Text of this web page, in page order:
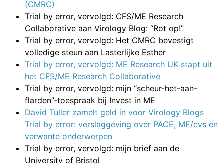
(CMRC)
Trial by error, vervolgd: CFS/ME Research
Collaborative aan Virology Blog: “Rot op!”
Trial by error, vervolgd: Het CMRC bevestigt
volledige steun aan Lasterlijke Esther
Trial by error, vervolgd: ME Research UK stapt uit
het CFS/ME Research Collaborative
Trial by error, vervolgd: mijn “scheur-het-aan-
flarden”-toespraak bij Invest in ME
David Tuller zamelt geld in voor Virology Blogs
Trial by error: verslaggeving over PACE, ME/cvs en
verwante onderwerpen
Trial by error, vervolgd: mijn brief aan de
University of Bristol